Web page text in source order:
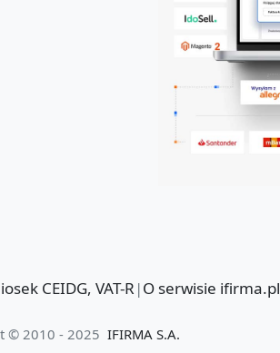
CEIDG, VAT-R |O serwisie ifirma.pl
© 2010 - 2025 IFIRMA S.A.